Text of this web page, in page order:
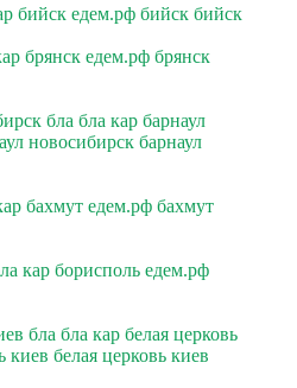
бийск едем.рф бийск бийск
брянск едем.рф брянск
бла бла кар барнаул
новосибирск барнаул
бахмут едем.рф бахмут
кар борисполь едем.рф
бла бла кар белая церковь
киев белая церковь киев